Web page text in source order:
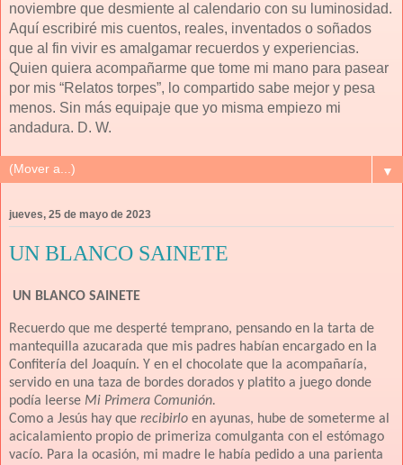
noviembre que desmiente al calendario con su luminosidad.
Aquí escribiré mis cuentos, reales, inventados o soñados
que al fin vivir es amalgamar recuerdos y experiencias.
Quien quiera acompañarme que tome mi mano para pasear
por mis “Relatos torpes”, lo compartido sabe mejor y pesa
menos. Sin más equipaje que yo misma empiezo mi
andadura. D. W.
▼
jueves, 25 de mayo de 2023
UN BLANCO SAINETE
UN BLANCO SAINETE
Recuerdo que me desperté temprano, pensando en la tarta de
mantequilla azucarada que mis padres habían encargado en la
Confitería del Joaquín. Y en el chocolate que la acompañaría,
servido en una taza de bordes dorados y platito a juego donde
podía leerse Mi Primera Comunión.
Como a Jesús hay que recibirlo en ayunas, hube de someterme al
acicalamiento propio de primeriza comulganta con el estómago
vacío. Para la ocasión, mi madre le había pedido a una parienta